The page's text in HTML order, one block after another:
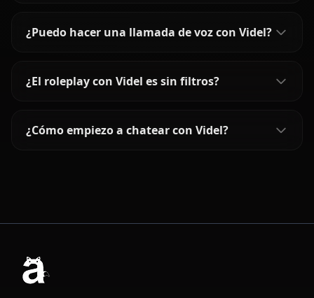
¿Puedo hacer una llamada de voz con Videl?
¿El roleplay con Videl es sin filtros?
¿Cómo empiezo a chatear con Videl?